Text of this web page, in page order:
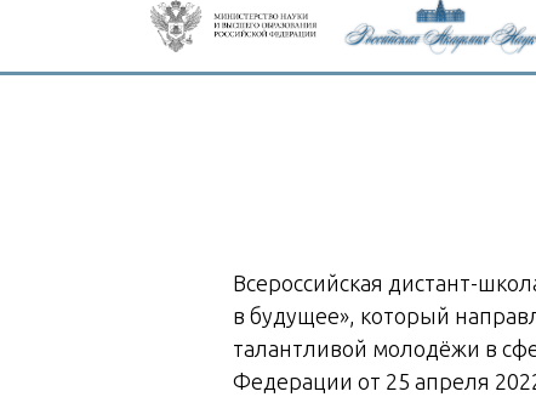
Всероссийская дистант-
в будущее», который
талантливой молодёжи в
Федерации от 25 апреля